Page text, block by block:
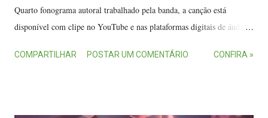
Quarto fonograma autoral trabalhado pela banda, a canção está
disponível com clipe no YouTube e nas plataformas digitais de áudio.
"A música é uma celebração ao amor, ao encontro, à troca entre as
COMPARTILHAR POSTAR UM COMENTÁRIO CONFIRA »